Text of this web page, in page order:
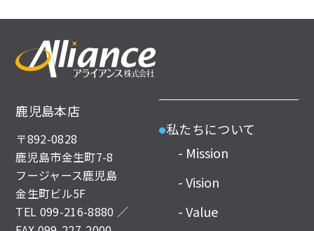
鹿児島本店
〒892-0828
鹿児島市金生町7-8
フージャース鹿児島
金生町ビル5F
TEL 099-216-8880 ／
●私たちについて
- Mission
- Vision
- Value